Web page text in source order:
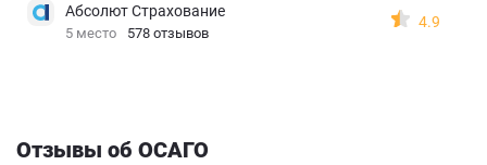
Абсолют Страхование
5 место 578 отзывов
4.9
Отзывы об ОСАГО